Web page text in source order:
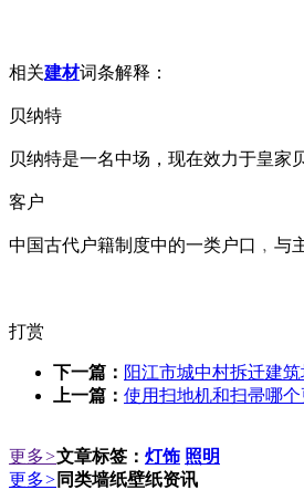
相关建材词条解释：
贝纳特
贝纳特是一名中场，现在效力于皇家
客户
中国古代户籍制度中的一类户口﹐与
打赏
下一篇： 阳江市城中村拆迁建
上一篇： 使用扫地机和扫帚哪个
更多>文章标签： 灯饰 照明
更多> 同类墙纸壁纸资讯